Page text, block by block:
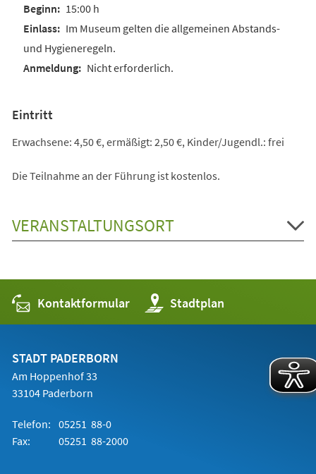
15:00 h
Im Museum gelten die allgemeinen Abstands-
und Hygieneregeln.
Nicht erforderlich.
Eintritt
Erwachsene: 4,50 €, ermäßigt: 2,50 €, Kinder/Jugendl.: frei
Die Teilnahme an der Führung ist kostenlos.
VERANSTALTUNGSORT
Kontaktformular Stadtplan
(Öffnet
in
einem
STADT PADERBORN
Am Hoppenhof 33
33104 Paderborn
Telefon: 05251 88-0
Fax:
05251 88-2000